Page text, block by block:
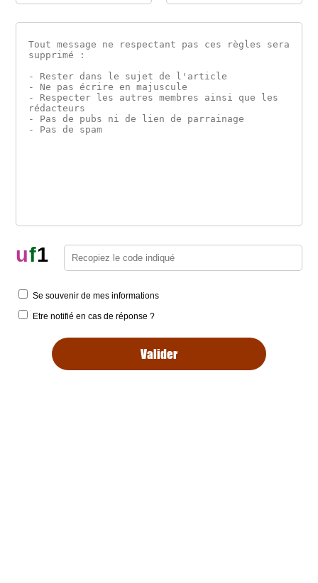
uf1
Se souvenir de mes informations
Etre notifié en cas de réponse ?